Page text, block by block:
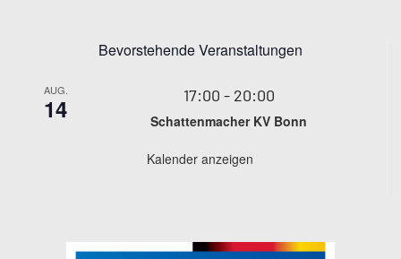
Bevorstehende Veranstaltungen
AUG.
14 17:00 - 20:00
Schattenmacher KV Bonn
Kalender anzeigen